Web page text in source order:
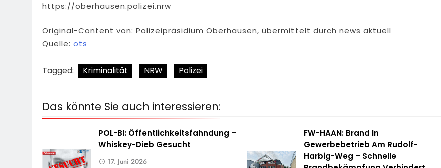
https://oberhausen.polizei.nrw
Original-Content von: Polizeipräsidium Oberhausen, übermittelt durch news aktuell
Quelle: ots
Tagged: Kriminalität NRW Polizei
Das könnte Sie auch interessieren:
POL-BI: Öffentlichkeitsfahndung –
Whiskey-Dieb Gesucht
17. Juni 2026
FW-HAAN: Brand In
Gewerbebetrieb Am Rudolf-
Harbig-Weg – Schnelle